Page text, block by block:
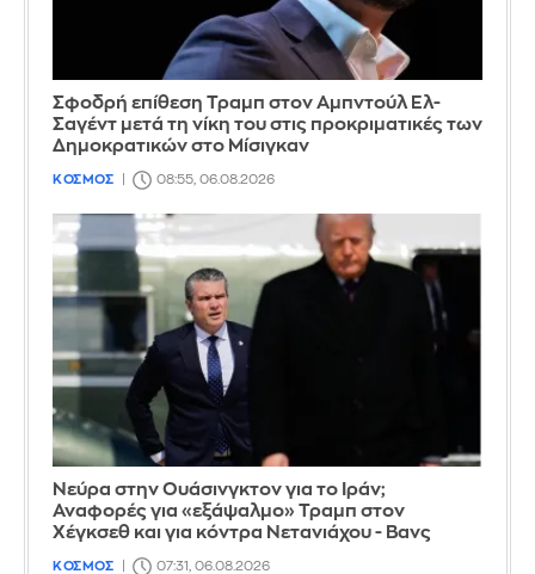
Σφοδρή επίθεση Τραμπ στον Αμπντούλ Ελ-
Σαγέντ μετά τη νίκη του στις προκριματικές των
Δημοκρατικών στο Μίσιγκαν
ΚΟΣΜΟΣ 08:55, 06.08.2026
Νεύρα στην Ουάσινγκτον για το Ιράν;
Αναφορές για «εξάψαλμο» Τραμπ στον
Χέγκσεθ και για κόντρα Νετανιάχου - Βανς
ΚΟΣΜΟΣ 07:31, 06.08.2026